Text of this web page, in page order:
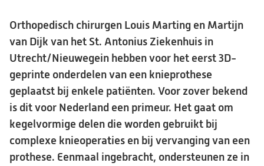
Orthopedisch chirurgen Louis Marting en Martijn
van Dijk van het St. Antonius Ziekenhuis in
Utrecht/Nieuwegein hebben voor het eerst 3D-
geprinte onderdelen van een knieprothese
geplaatst bij enkele patiënten. Voor zover bekend
is dit voor Nederland een primeur. Het gaat om
kegelvormige delen die worden gebruikt bij
complexe knieoperaties en bij vervanging van een
prothese. Eenmaal ingebracht, ondersteunen ze in